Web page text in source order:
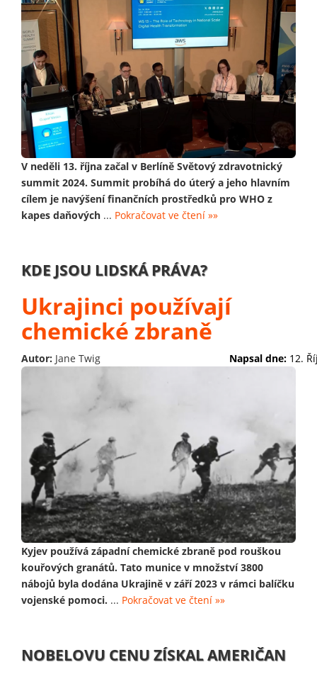
V neděli 13. října začal v Berlíně Světový zdravotnický
summit 2024. Summit probíhá do úterý a jeho hlavním
cílem je navýšení finančních prostředků pro WHO z
kapes daňových ... Pokračovat ve čtení »»
KDE JSOU LIDSKÁ PRÁVA?
Ukrajinci používají
chemické zbraně
Autor: Jane Twig Napsal dne: 12.
Kyjev používá západní chemické zbraně pod rouškou
kouřových granátů. Tato munice v množství 3800
nábojů byla dodána Ukrajině v září 2023 v rámci balíčku
vojenské pomoci. ... Pokračovat ve čtení »»
NOBELOVU CENU ZÍSKAL AMERIČAN